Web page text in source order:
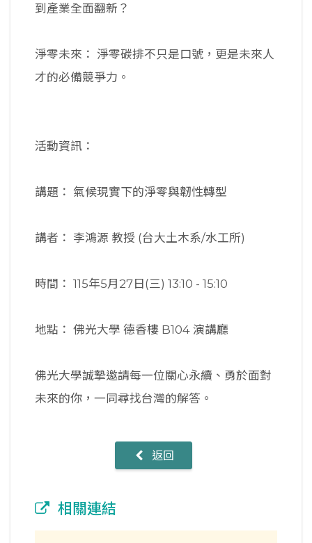
到產業全面翻新？
淨零未來： 淨零碳排不只是口號，更是未來人
才的必備競爭力。
活動資訊：
講題： 氣候現實下的淨零與韌性轉型
講者： 李鴻源 教授 (台大土木系/水工所)
時間： 115年5月27日(三) 13:10 - 15:10
地點： 佛光大學 德香樓 B104 演講廳
佛光大學誠摯邀請每一位關心永續、勇於面對
未來的你，一同尋找台灣的解答。
返回
相關連結